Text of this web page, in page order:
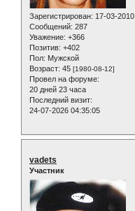
Зарегистрирован: 17-03-2010
Сообщений: 287
Уважение: +366
Позитив: +402
Пол: Мужской
Возраст: 45 [1980-08-12]
Провел на форуме:
20 дней 23 часа
Последний визит:
24-07-2026 04:35:05
vadets
Участник